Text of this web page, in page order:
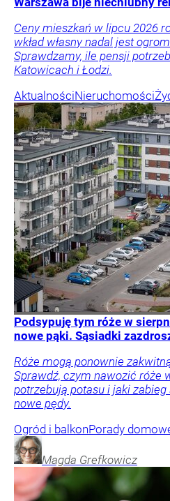
Ceny mieszkań w lipcu 2026
wkład własny nadal jest
Sprawdzamy, ile pensji
Katowicach i Łodzi.
AktualnościNieruchomości
Podsypuję tym róże w
nowe pąki. Sąsiadki
Róże mogą ponownie
Sprawdź, czym nawozić róże
potrzebują potasu i jaki
nowe pędy.
Ogród i balkonPorady
Magda Grefkowicz